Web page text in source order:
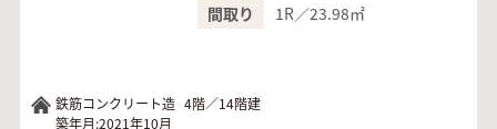
間取り
1R／23.98㎡
鉄筋コンクリート造 4階／14階建
築年月:2021年10月